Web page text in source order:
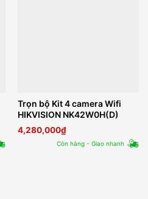
Trọn bộ Kit 4 camera Wifi
HIKVISION NK42W0H(D)
4,280,000₫
Còn hàng - Giao nhanh